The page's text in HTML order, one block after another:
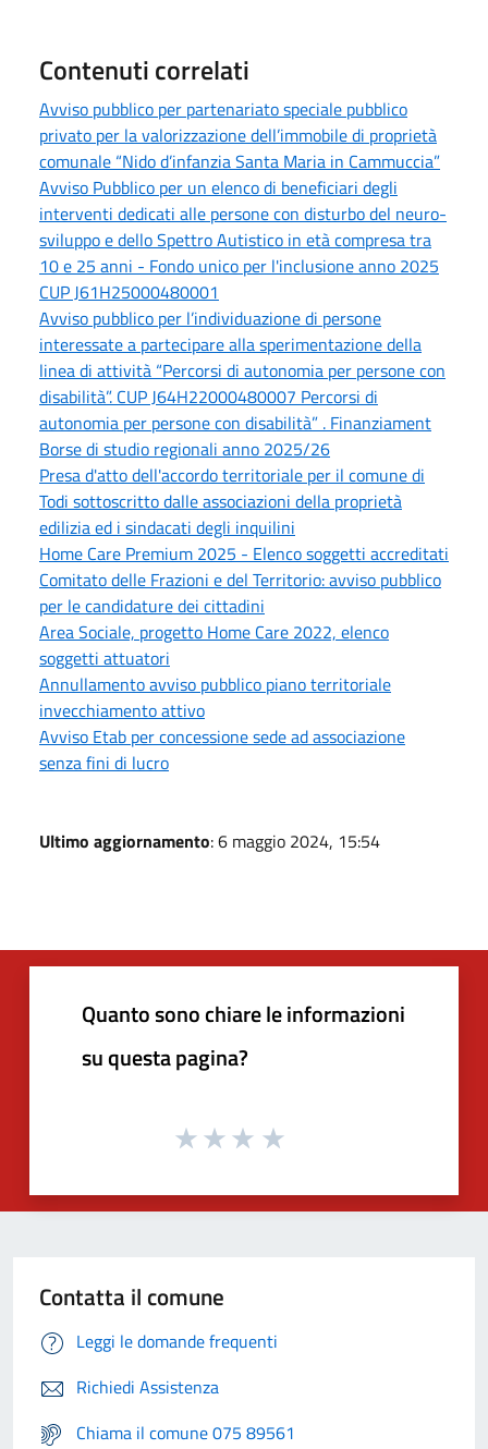
Contenuti correlati
Avviso pubblico per partenariato speciale pubblico
privato per la valorizzazione dell’immobile di proprietà
comunale “Nido d’infanzia Santa Maria in Cammuccia”
Avviso Pubblico per un elenco di beneficiari degli
interventi dedicati alle persone con disturbo del neuro-
sviluppo e dello Spettro Autistico in età compresa tra
10 e 25 anni - Fondo unico per l'inclusione anno 2025
CUP J61H25000480001
Avviso pubblico per l’individuazione di persone
interessate a partecipare alla sperimentazione della
linea di attività “Percorsi di autonomia per persone con
disabilità”. CUP J64H22000480007 Percorsi di
autonomia per persone con disabilità” . Finanziament
Borse di studio regionali anno 2025/26
Presa d'atto dell'accordo territoriale per il comune di
Todi sottoscritto dalle associazioni della proprietà
edilizia ed i sindacati degli inquilini
Home Care Premium 2025 - Elenco soggetti accreditati
Comitato delle Frazioni e del Territorio: avviso pubblico
per le candidature dei cittadini
Area Sociale, progetto Home Care 2022, elenco
soggetti attuatori
Annullamento avviso pubblico piano territoriale
invecchiamento attivo
Avviso Etab per concessione sede ad associazione
senza fini di lucro
Ultimo aggiornamento: 6 maggio 2024, 15:54
Quanto sono chiare le informazioni
su questa pagina?
Contatta il comune
Leggi le domande frequenti
Richiedi Assistenza
Chiama il comune 075 89561